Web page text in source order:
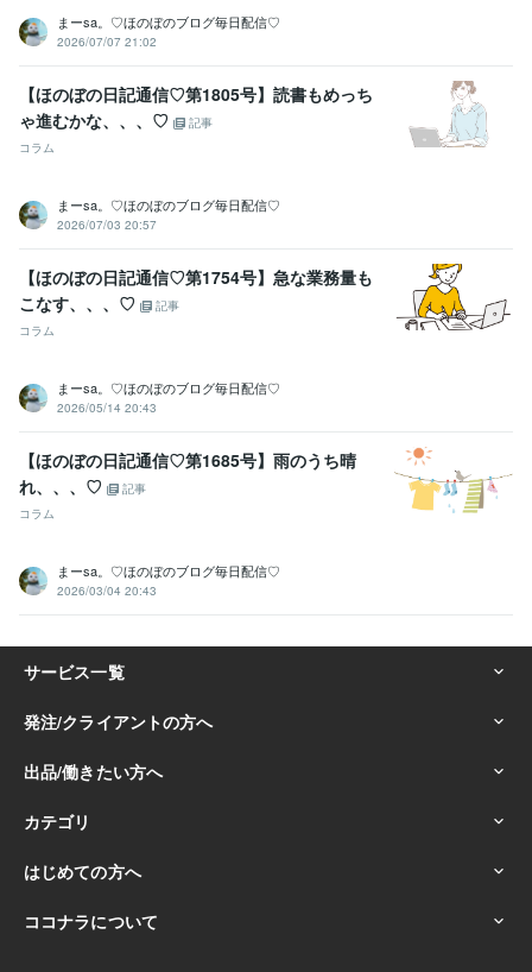
まーsa。♡ほのぼのブログ毎日配信♡
2026/07/07 21:02
【ほのぼの日記通信♡第1805号】読書もめっち
ゃ進むかな、、、♡
記事
コラム
まーsa。♡ほのぼのブログ毎日配信♡
2026/07/03 20:57
【ほのぼの日記通信♡第1754号】急な業務量も
こなす、、、♡
記事
コラム
まーsa。♡ほのぼのブログ毎日配信♡
2026/05/14 20:43
【ほのぼの日記通信♡第1685号】雨のうち晴
れ、、、♡
記事
コラム
まーsa。♡ほのぼのブログ毎日配信♡
2026/03/04 20:43